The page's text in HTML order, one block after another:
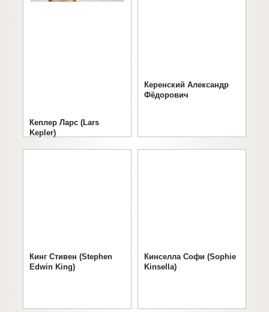
Кеплер Ларс (Lars
Kepler)
Керенский Александр
Фёдорович
Кинг Стивен (Stephen
Edwin King)
Кинселла Софи (Sophie
Kinsella)